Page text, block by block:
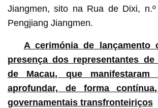
Jiangmen, sito na Rua de Dixi,
Pengjiang Jiangmen.
A cerimónia de lançamento
presença dos representantes
de Macau, que
aprofundar, de forma
governamentais transfronteiriços